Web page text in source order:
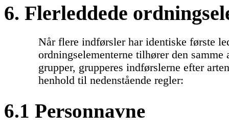
6. Flerleddede
Når flere indførsler har identiske første
ordningselementerne tilhører den
grupper, grupperes indførslerne efter
henhold til nedenstående regler:
6.1 Personnavne